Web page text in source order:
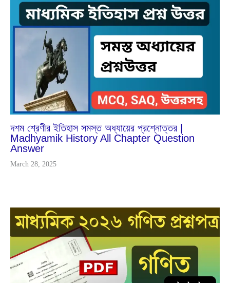
20
দশম শ্রেণীর ইতিহাস সমস্ত অধ্যায়ের প্রশ্নোত্তর |
Madhyamik History All Chapter Question
Answer
March 28, 2025
Feb
9
2026